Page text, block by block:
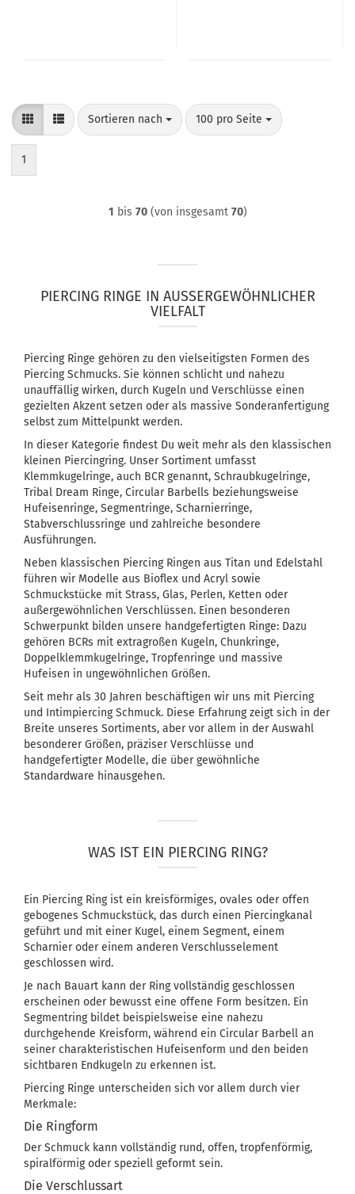
Sortieren nach
Sortieren nach 100 pro Seite
pro Seite
1
1 bis 70(von insgesamt 70)
PIERCING RINGE IN AUSSERGEWÖHNLICHER V
IELFALT
Piercing Ringe gehören zu den vielseitigsten Formen des
Piercing Schmucks. Sie können schlicht und nahezu
unauffällig wirken, durch Kugeln und Verschlüsse einen
gezielten Akzent setzen oder als massive Sonderanfertigung
selbst zum Mittelpunkt werden.
In dieser Kategorie findest Du weit mehr als den klassischen
kleinen Piercingring. Unser Sortiment umfasst
Klemmkugelringe, auch BCR genannt, Schraubkugelringe,
Tribal Dream Ringe, Circular Barbells beziehungsweise
Hufeisenringe, Segmentringe, Scharnierringe,
Stabverschlussringe und zahlreiche besondere
Ausführungen.
Neben klassischen Piercing Ringen aus Titan und Edelstahl
führen wir Modelle aus Bioflex und Acryl sowie
Schmuckstücke mit Strass, Glas, Perlen, Ketten oder
außergewöhnlichen Verschlüssen. Einen besonderen
Schwerpunkt bilden unsere handgefertigten Ringe: Dazu
gehören BCRs mit extragroßen Kugeln, Chunkringe,
Doppelklemmkugelringe, Tropfenringe und massive
Hufeisen in ungewöhnlichen Größen.
Seit mehr als 30 Jahren beschäftigen wir uns mit Piercing
und Intimpiercing Schmuck. Diese Erfahrung zeigt sich in der
Breite unseres Sortiments, aber vor allem in der Auswahl
besonderer Größen, präziser Verschlüsse und
handgefertigter Modelle, die über gewöhnliche
Standardware hinausgehen.
WAS IST EIN PIERCING RING?
Ein Piercing Ring ist ein kreisförmiges, ovales oder offen
gebogenes Schmuckstück, das durch einen Piercingkanal
geführt und mit einer Kugel, einem Segment, einem
Scharnier oder einem anderen Verschlusselement
geschlossen wird.
Je nach Bauart kann der Ring vollständig geschlossen
erscheinen oder bewusst eine offene Form besitzen. Ein
Segmentring bildet beispielsweise eine nahezu
durchgehende Kreisform, während ein Circular Barbell an
seiner charakteristischen Hufeisenform und den beiden
sichtbaren Endkugeln zu erkennen ist.
Piercing Ringe unterscheiden sich vor allem durch vier
Merkmale:
Die Ringform
Der Schmuck kann vollständig rund, offen, tropfenförmig,
spiralförmig oder speziell geformt sein.
Die Verschlussart